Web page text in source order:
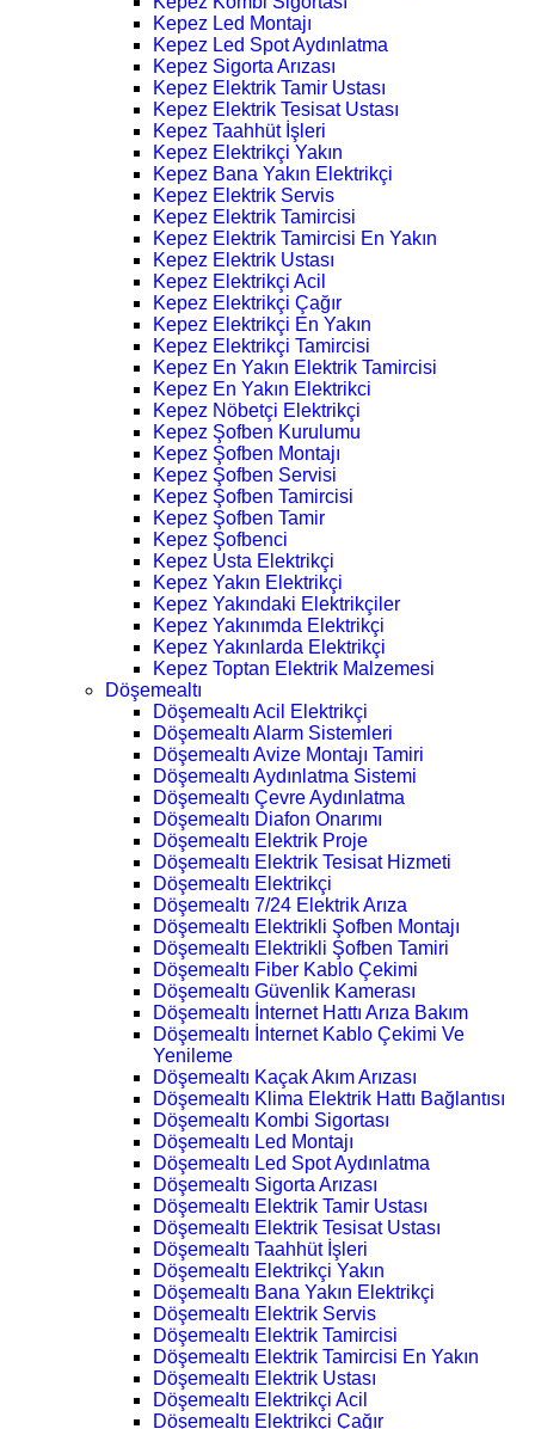
Kepez Led Montajı
Kepez Led Spot Aydınlatma
Kepez Sigorta Arızası
Kepez Elektrik Tamir Ustası
Kepez Elektrik Tesisat Ustası
Kepez Taahhüt İşleri
Kepez Elektrikçi Yakın
Kepez Bana Yakın Elektrikçi
Kepez Elektrik Servis
Kepez Elektrik Tamircisi
Kepez Elektrik Tamircisi En Yakın
Kepez Elektrik Ustası
Kepez Elektrikçi Acil
Kepez Elektrikçi Çağır
Kepez Elektrikçi En Yakın
Kepez Elektrikçi Tamircisi
Kepez En Yakın Elektrik Tamircisi
Kepez En Yakın Elektrikci
Kepez Nöbetçi Elektrikçi
Kepez Şofben Kurulumu
Kepez Şofben Montajı
Kepez Şofben Servisi
Kepez Şofben Tamircisi
Kepez Şofben Tamir
Kepez Şofbenci
Kepez Usta Elektrikçi
Kepez Yakın Elektrikçi
Kepez Yakındaki Elektrikçiler
Kepez Yakınımda Elektrikçi
Kepez Yakınlarda Elektrikçi
Kepez Toptan Elektrik Malzemesi
Döşemealtı
Döşemealtı Acil Elektrikçi
Döşemealtı Alarm Sistemleri
Döşemealtı Avize Montajı Tamiri
Döşemealtı Aydınlatma Sistemi
Döşemealtı Çevre Aydınlatma
Döşemealtı Diafon Onarımı
Döşemealtı Elektrik Proje
Döşemealtı Elektrik Tesisat Hizmeti
Döşemealtı Elektrikçi
Döşemealtı 7/24 Elektrik Arıza
Döşemealtı Elektrikli Şofben Montajı
Döşemealtı Elektrikli Şofben Tamiri
Döşemealtı Fiber Kablo Çekimi
Döşemealtı Güvenlik Kamerası
Döşemealtı İnternet Hattı Arıza Bakım
Döşemealtı İnternet Kablo Çekimi Ve
Yenileme
Döşemealtı Kaçak Akım Arızası
Döşemealtı Klima Elektrik Hattı Bağlantısı
Döşemealtı Kombi Sigortası
Döşemealtı Led Montajı
Döşemealtı Led Spot Aydınlatma
Döşemealtı Sigorta Arızası
Döşemealtı Elektrik Tamir Ustası
Döşemealtı Elektrik Tesisat Ustası
Döşemealtı Taahhüt İşleri
Döşemealtı Elektrikçi Yakın
Döşemealtı Bana Yakın Elektrikçi
Döşemealtı Elektrik Servis
Döşemealtı Elektrik Tamircisi
Döşemealtı Elektrik Tamircisi En Yakın
Döşemealtı Elektrik Ustası
Döşemealtı Elektrikçi Acil
Döşemealtı Elektrikçi Çağır